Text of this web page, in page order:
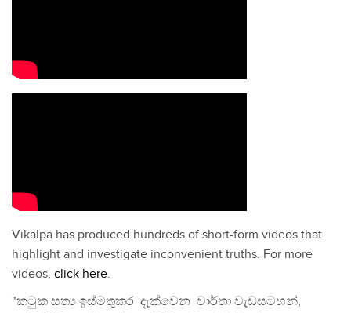
Vikalpa has produced hundreds of short-form videos that
highlight and investigate inconvenient truths. For more
videos, click here.
"කටුක සත්‍ය ඉස්මතුකර දැක්වෙන වාර්තා වැඩසටහන්,